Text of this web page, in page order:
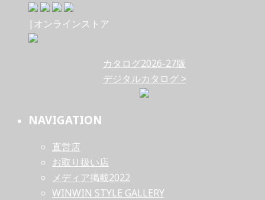
|オンラインストア
カタログ2026-27版
デジタルカタログ >
NAVIGATION
直営店
お取り扱い店
メディア掲載2022
WINWIN STYLE GALLERY